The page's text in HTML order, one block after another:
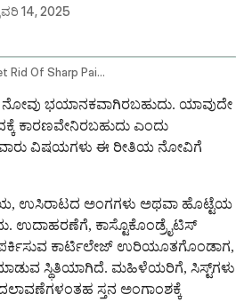
14, 2025
How To Get Rid Of Sharp Pain Under The Left Breast
ಭಯಾನಕವಾಗಿರಬಹುದು. ಯಾವುದೇ
ಕಾರಣವೇನಿರಬಹುದು ಎಂದು
ವಿಷಯಗಳು ಈ ರೀತಿಯ ನೋವಿಗೆ
ಉಸಿರಾಟದ ಅಂಗಗಳು ಅಥವಾ ಹೊಟ್ಟೆಯ
ಉದಾಹರಣೆಗೆ, ಕಾಸ್ಟೊಕೊಂಡ್ರೈಟಿಸ್
ಕಾರ್ಟಿಲೇಜ್ ಉರಿಯೂತಗೊಂಡಾಗ,
ಸ್ಥಿತಿಯಾಗಿದೆ. ಮಹಿಳೆಯರಿಗೆ, ಸಿಸ್ಟ್‌ಗಳು
ಸ್ತನ ಅಂಗಾಂಶಕ್ಕೆ